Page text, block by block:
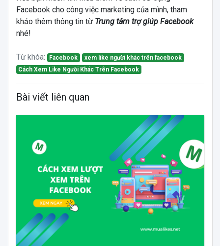
Facebook cho công việc marketing của mình, tham
khảo thêm thông tin từ TrungtâmtrợgiúpFacebook
nhé!
Từ khóa: Facebook
xem like người khác trên facebook
Cách Xem Like Người Khác Trên Facebook
Bài viết liên quan